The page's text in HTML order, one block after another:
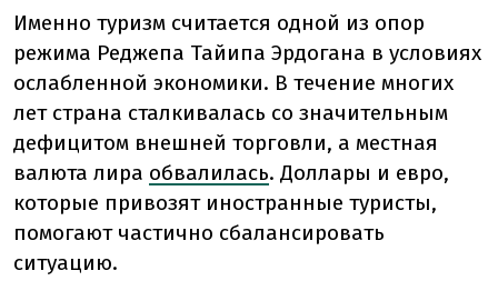
Именно туризм считается одной из опор
режима Реджепа Тайипа Эрдогана в условиях
ослабленной экономики. В течение многих
лет страна сталкивалась со значительным
дефицитом внешней торговли, а местная
валюта лира обвалилась. Доллары и евро,
которые привозят иностранные туристы,
помогают частично сбалансировать
ситуацию.